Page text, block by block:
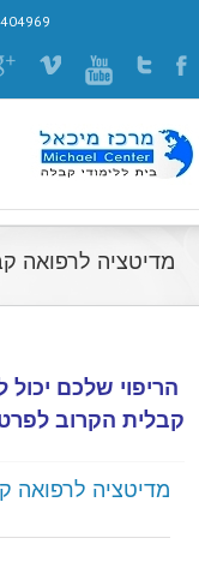
מדיטציה לרפואה
הריפוי שלכם
קבלית הקרוב
מדיטציה לרפואה